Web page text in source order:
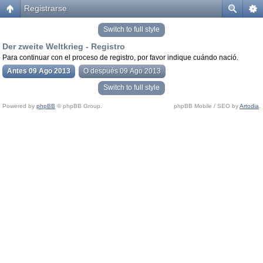
Registrarse
Switch to full style
Der zweite Weltkrieg - Registro
Para continuar con el proceso de registro, por favor indique cuándo nació.
Antes 09 Ago 2013
O después 09 Ago 2013
Switch to full style
Powered by phpBB © phpBB Group. phpBB Mobile / SEO byArtodia